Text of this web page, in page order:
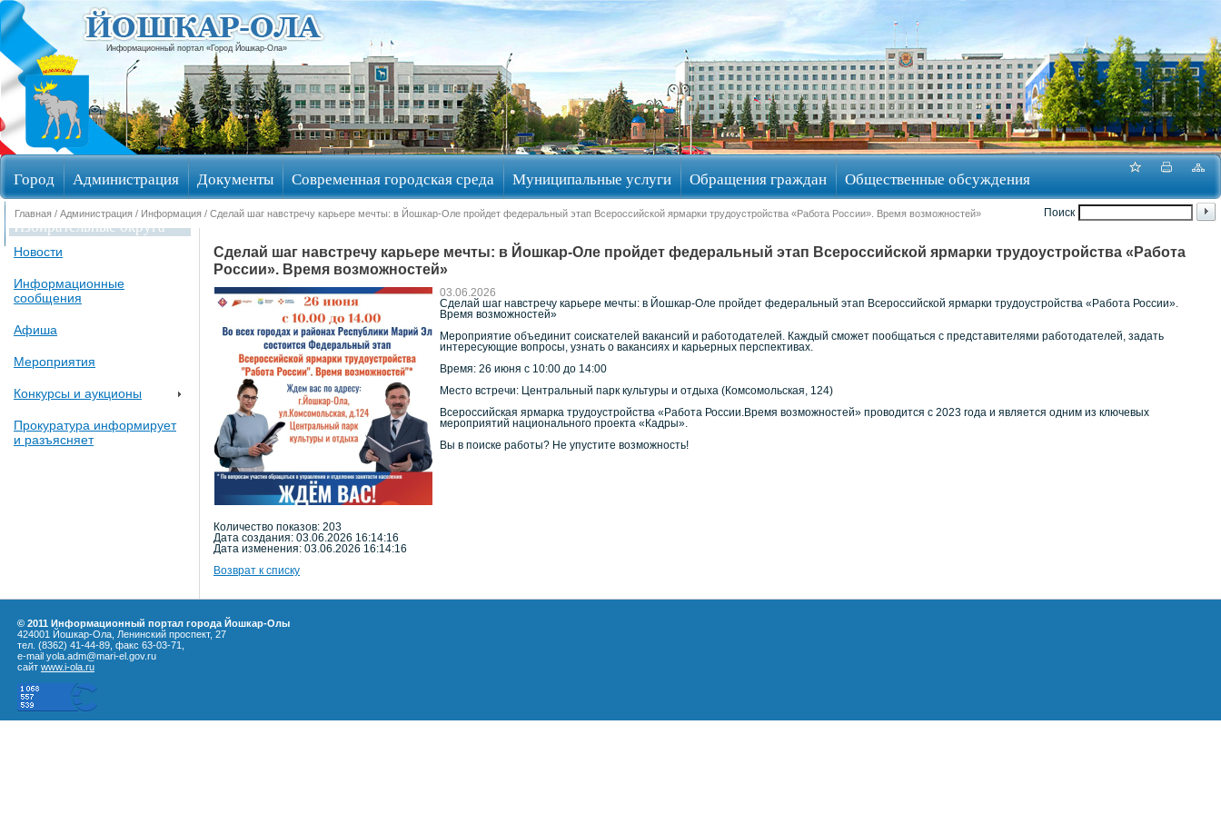
Информационный портал «Город Йошкар-Ола»
Город Администрация Документы Современная городская среда Муниципальные услуги Обращения граждан Общественные обсуждения
Избирательные округа
Поиск
Главная / Администрация / Информация / Сделай шаг навстречу карьере мечты: в Йошкар-Оле пройдет федеральный этап Всероссийской ярмарки трудоустройства «Работа России». Время возможностей»
Новости
Информационные
сообщения
Афиша
Мероприятия
Конкурсы и аукционы
Прокуратура информирует
и разъясняет
Сделай шаг навстречу карьере мечты: в Йошкар-Оле пройдет федеральный этап Всероссийской ярмарки трудоустройства «Работа
России». Время возможностей»
03.06.2026
Сделай шаг навстречу карьере мечты: в Йошкар-Оле пройдет федеральный этап Всероссийской ярмарки трудоустройства «Работа России».
Время возможностей»
Мероприятие объединит соискателей вакансий и работодателей. Каждый сможет пообщаться с представителями работодателей, задать
интересующие вопросы, узнать о вакансиях и карьерных перспективах.
Время: 26 июня с 10:00 до 14:00
Место встречи: Центральный парк культуры и отдыха (Комсомольская, 124)
Всероссийская ярмарка трудоустройства «Работа России.Время возможностей» проводится с 2023 года и является одним из ключевых
мероприятий национального проекта «Кадры».
Вы в поиске работы? Не упустите возможность!
Количество показов: 203
Дата создания: 03.06.2026 16:14:16
Дата изменения: 03.06.2026 16:14:16
Возврат к списку
© 2011 Информационный портал города Йошкар-Олы
424001 Йошкар-Ола, Ленинский проспект, 27
тел. (8362) 41-44-89, факс 63-03-71,
e-mail yola.adm@mari-el.gov.ru
сайт www.i-ola.ru